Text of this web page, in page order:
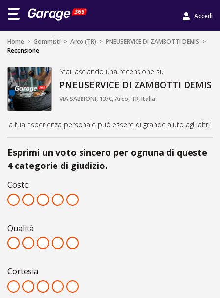
Accedi
Home > Gommisti > Arco (TR) > PNEUSERVICE DI ZAMBOTTI DEMIS >
Recensione
Stai lasciando una recensione su
PNEUSERVICE DI ZAMBOTTI DEMIS
VIA SABBIONI, 13/C, Arco, TR, Italia
la tua esperienza personale può essere di grande aiuto agli altri.
Esprimi un voto sincero per ognuna di queste
4 categorie di giudizio.
Costo
Qualità
Cortesia